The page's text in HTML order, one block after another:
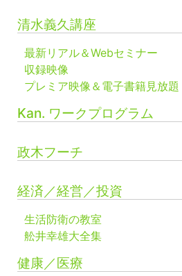
清水義久講座
最新リアル＆Webセミナー
収録映像
プレミア映像＆電子書籍見放題
Kan. ワークプログラム
政木フーチ
経済／経営／投資
生活防衛の教室
舩井幸雄大全集
健康／医療